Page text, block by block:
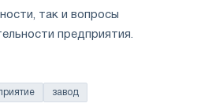
так и вопросы
предприятия.
завод